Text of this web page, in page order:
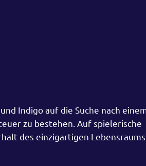
Indigo auf die Suche nach
zu bestehen. Auf spielerische
des einzigartigen Lebensraums